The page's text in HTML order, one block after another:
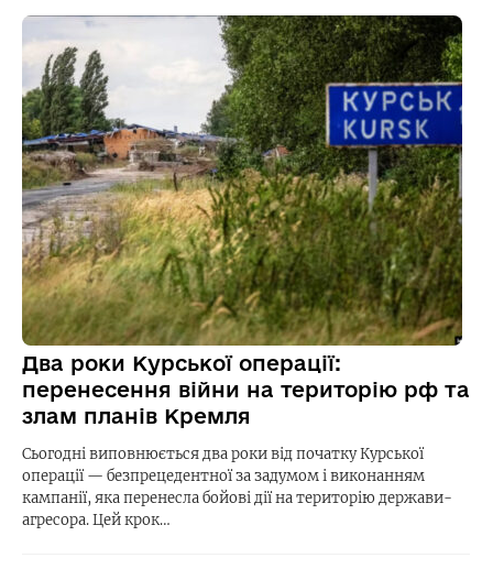
Два роки Курської операції:
перенесення війни на територію рф та
злам планів Кремля
Сьогодні виповнюється два роки від початку Курської
операції — безпрецедентної за задумом і виконанням
кампанії, яка перенесла бойові дії на територію держави-
агресора. Цей крок…